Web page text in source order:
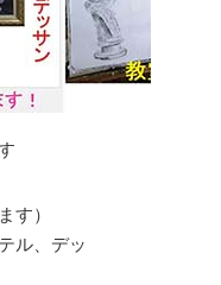
）
ル、デッ